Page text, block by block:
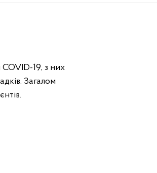
COVID-19, з них
Загалом